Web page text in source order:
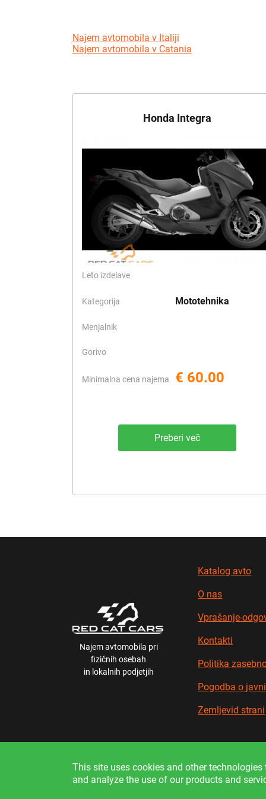
Najem avtomobila v Italiji
Najem avtomobila v Catania
Honda Integra
Leto izdelave
Kategorija Mototehnika
Menjalnik
Gorivo
Minimalna cena najema € 60.00
Preberi več
Najem avtomobila pri
fizičnih osebah
in lokalnih podjetjih
Katalog avto
O nas
Vprašanje-
Kontakti
Politika
Pogodba o
Zemljevid strani
This site uses cookies and other
and analyze the use of our products and